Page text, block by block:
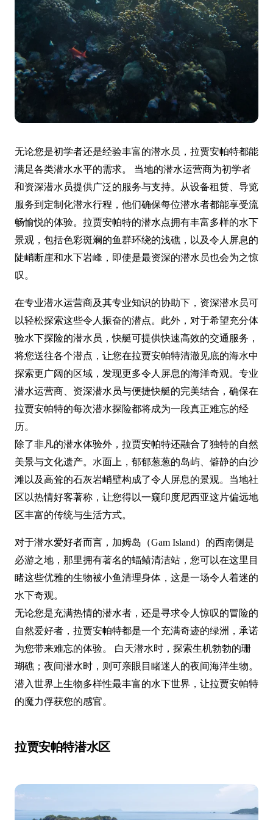
无论您是初学者还是经验丰富的潜水员，拉贾安帕特都能
满足各类潜水水平的需求。 当地的潜水运营商为初学者
和资深潜水员提供广泛的服务与支持。从设备租赁、导览
服务到定制化潜水行程，他们确保每位潜水者都能享受流
畅愉悦的体验。拉贾安帕特的潜水点拥有丰富多样的水下
景观，包括色彩斑斓的鱼群环绕的浅礁，以及令人屏息的
陡峭断崖和水下岩峰，即使是最资深的潜水员也会为之惊
叹。
在专业潜水运营商及其专业知识的协助下，资深潜水员可
以轻松探索这些令人振奋的潜点。此外，对于希望充分体
验水下探险的潜水员，快艇可提供快速高效的交通服务，
将您送往各个潜点，让您在拉贾安帕特清澈见底的海水中
探索更广阔的区域，发现更多令人屏息的海洋奇观。专业
潜水运营商、资深潜水员与便捷快艇的完美结合，确保在
拉贾安帕特的每次潜水探险都将成为一段真正难忘的经
历。
除了非凡的潜水体验外，拉贾安帕特还融合了独特的自然
美景与文化遗产。水面上，郁郁葱葱的岛屿、僻静的白沙
滩以及高耸的石灰岩峭壁构成了令人屏息的景观。当地社
区以热情好客著称，让您得以一窥印度尼西亚这片偏远地
区丰富的传统与生活方式。
对于潜水爱好者而言，加姆岛（Gam Island）的西南侧是
必游之地，那里拥有著名的蝠鲼清洁站，您可以在这里目
睹这些优雅的生物被小鱼清理身体，这是一场令人着迷的
水下奇观。
无论您是充满热情的潜水者，还是寻求令人惊叹的冒险的
自然爱好者，拉贾安帕特都是一个充满奇迹的绿洲，承诺
为您带来难忘的体验。 白天潜水时，探索生机勃勃的珊
瑚礁；夜间潜水时，则可亲眼目睹迷人的夜间海洋生物。
潜入世界上生物多样性最丰富的水下世界，让拉贾安帕特
的魔力俘获您的感官。
拉贾安帕特潜水区